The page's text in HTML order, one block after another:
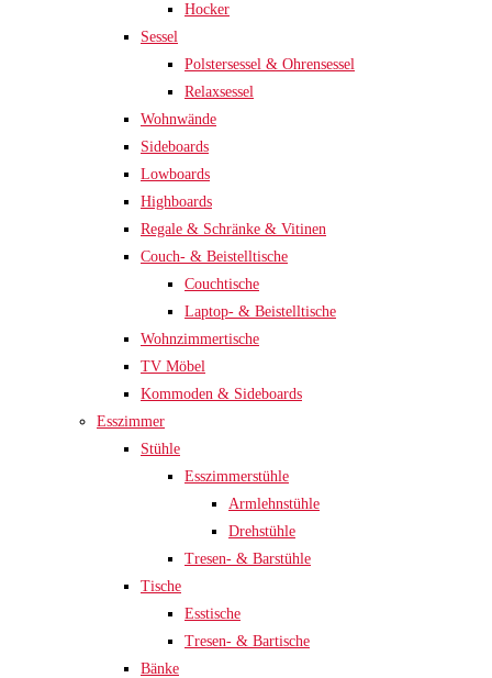
Hocker
Sessel
Polstersessel & Ohrensessel
Relaxsessel
Wohnwände
Sideboards
Lowboards
Highboards
Regale & Schränke & Vitinen
Couch- & Beistelltische
Couchtische
Laptop- & Beistelltische
Wohnzimmertische
TV Möbel
Kommoden & Sideboards
Esszimmer
Stühle
Esszimmerstühle
Armlehnstühle
Drehstühle
Tresen- & Barstühle
Tische
Esstische
Tresen- & Bartische
Bänke